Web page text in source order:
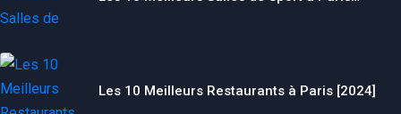
Les 10 Meilleurs Restaurants à Paris [2024]
facultatifs. Ils
fonctionnement
du site Web.